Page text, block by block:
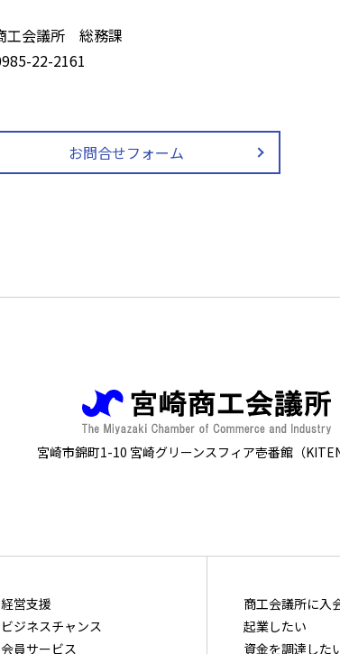
工会議所 総務課
22-2161
お問合せフォーム
宮崎市錦町1-10 宮崎グリーンスフィア壱番館（
経営支援
ビジネスチャンス
会員サービス
商⼯会議所に⼊
起業したい
資⾦を調達した